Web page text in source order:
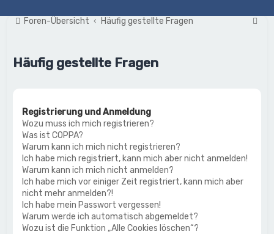
Foren-Übersicht Häufig gestellte Fragen
Häufig gestellte Fragen
Registrierung und Anmeldung
Wozu muss ich mich registrieren?
Was ist COPPA?
Warum kann ich mich nicht registrieren?
Ich habe mich registriert, kann mich aber nicht anmelden!
Warum kann ich mich nicht anmelden?
Ich habe mich vor einiger Zeit registriert, kann mich aber
nicht mehr anmelden?!
Ich habe mein Passwort vergessen!
Warum werde ich automatisch abgemeldet?
Wozu ist die Funktion „Alle Cookies löschen“?